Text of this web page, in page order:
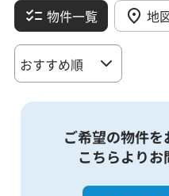
物件一覧 地
ご希望の物件を
こちらよりお